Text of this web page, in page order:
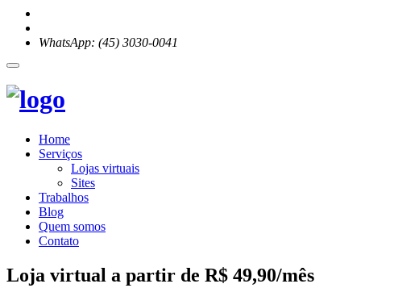
WhatsApp: (45) 3030-0041
Home
Serviços
Lojas virtuais
Sites
Trabalhos
Blog
Quem somos
Contato
Loja virtual a partir de R$ 49,90/mês